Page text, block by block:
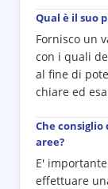
Qual è il suo
Fornisco un
con i quali
al fine di
chiare ed
Che consiglio
aree?
E'
effettuare